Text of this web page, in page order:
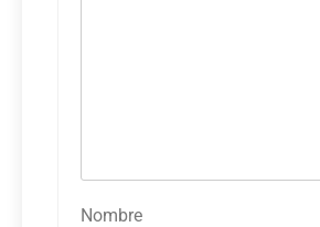
Nombre